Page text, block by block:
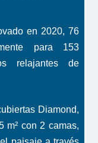
en 2020, 76
para 153
relajantes de
Diamond,
m² con 2 camas,